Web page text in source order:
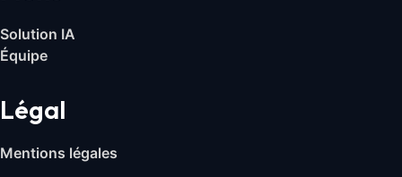
Solution IA
Équipe
Légal
Mentions légales